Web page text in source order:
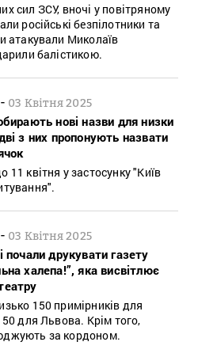
сил ЗСУ, вночі у повітряному
російські безпілотники та
атакували Миколаїв
балістикою.
- 03 Квітня 2025
нові назви для низки
з них пропонують назвати
11 квітня у застосунку "Київ
- 03 Квітня 2025
почали друкувати газету
халепа!”, яка висвітлює
150 примірників для
для Львова. Крім того,
за кордоном.